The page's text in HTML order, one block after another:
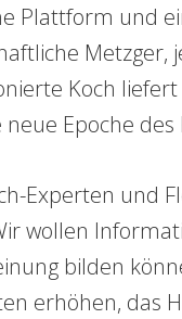
Plattform und
Koch
Epoche des
Experten und
wollen
bilden
erhöhen, das